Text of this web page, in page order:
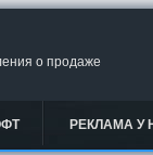
о продаже
РЕКЛАМА У